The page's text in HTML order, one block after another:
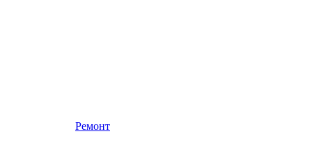
Ремонт